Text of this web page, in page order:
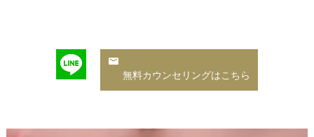
無料カウンセリングはこちら